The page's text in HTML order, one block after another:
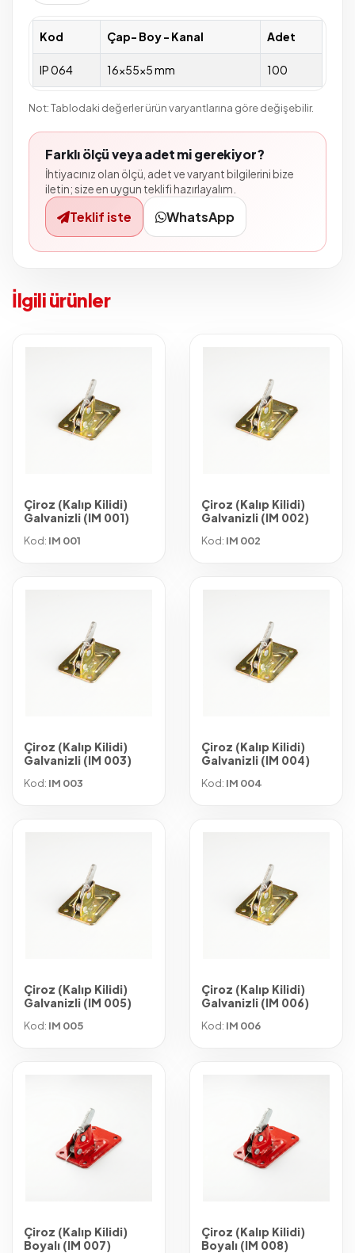
Kod Çap- Boy - Kanal Adet
IP 064 16x55x5 mm 100
Not: Tablodaki değerler ürün varyantlarına göre değişebilir.
Farklı ölçü veya adet mi gerekiyor?
İhtiyacınız olan ölçü, adet ve varyant bilgilerini bize
iletin; size en uygun teklifi hazırlayalım.
Teklif iste WhatsApp
İlgili ürünler
Çiroz (Kalıp Kilidi)
Galvanizli (IM 001)
Kod: IM 001
Çiroz (Kalıp Kilidi)
Galvanizli (IM 002)
Kod: IM 002
Çiroz (Kalıp Kilidi)
Galvanizli (IM 003)
Kod: IM 003
Çiroz (Kalıp Kilidi)
Galvanizli (IM 004)
Kod: IM 004
Çiroz (Kalıp Kilidi)
Galvanizli (IM 005)
Kod: IM 005
Çiroz (Kalıp Kilidi)
Galvanizli (IM 006)
Kod: IM 006
Çiroz (Kalıp Kilidi)
Boyalı (IM 007)
Çiroz (Kalıp Kilidi)
Boyalı (IM 008)